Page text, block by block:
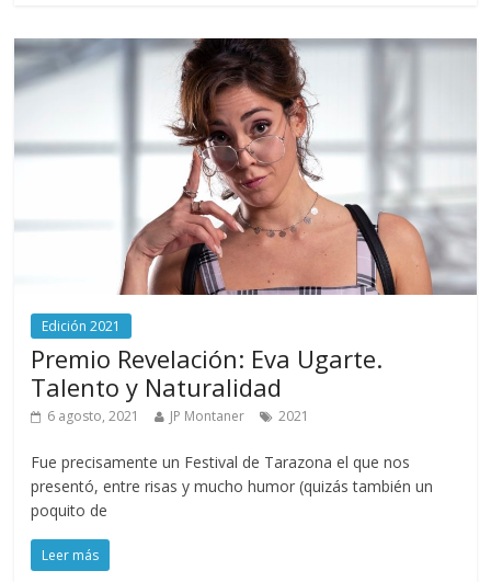
Edición 2021
Premio Revelación: Eva Ugarte.
Talento y Naturalidad
6 agosto, 2021 JP Montaner 2021
Fue precisamente un Festival de Tarazona el que nos
presentó, entre risas y mucho humor (quizás también un
poquito de
Leer más